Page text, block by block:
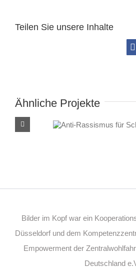
Teilen Sie unsere Inhalte
Ähnliche Projekte
Anti-
Bilder im Kopf war ein
Düsseldorf und dem
Empowerment der
Deutschland